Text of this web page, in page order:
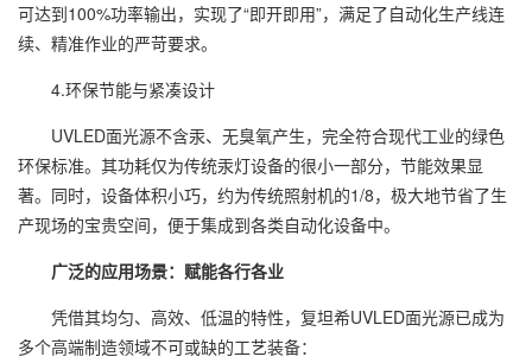
可达到100%功率输出，实现了“即开即用”，满足了自动化生产线连
续、精准作业的严苛要求。
4.环保节能与紧凑设计
UVLED面光源不含汞、无臭氧产生，完全符合现代工业的绿色
环保标准。其功耗仅为传统汞灯设备的很小一部分，节能效果显
著。同时，设备体积小巧，约为传统照射机的1/8，极大地节省了生
产现场的宝贵空间，便于集成到各类自动化设备中。
广泛的应用场景：赋能各行各业
凭借其均匀、高效、低温的特性，复坦希UVLED面光源已成为
多个高端制造领域不可或缺的工艺装备：